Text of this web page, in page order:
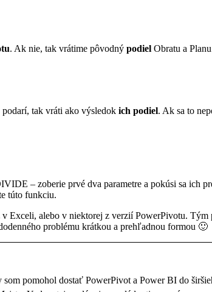
. Ak nie, tak vrátime pôvodný podiel Obratu a
tak vráti ako výsledok ich podiel. Ak sa to
– zoberie prvé dva parametre a pokúsi sa ich
túto funkciu.
Exceli, alebo v niektorej z verzií PowerPivotu. Tým
problému krátkou a prehľadnou formou 🙂
pomohol dostať PowerPivot a Power BI do